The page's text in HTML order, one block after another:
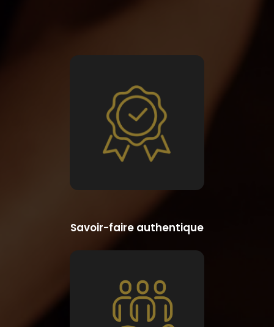
Savoir-faire authentique